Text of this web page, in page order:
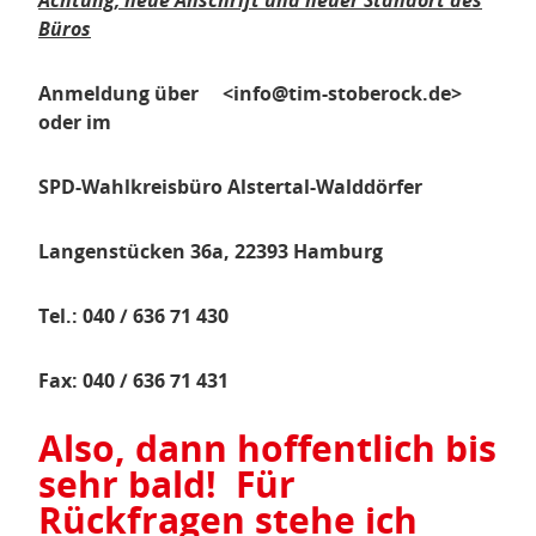
Büros
Anmeldung über <info@tim-stoberock.de>
oder im
SPD-Wahlkreisbüro Alstertal-Walddörfer
Langenstücken 36a, 22393 Hamburg
Tel.: 040 / 636 71 430
Fax: 040 / 636 71 431
Also, dann hoffentlich bis
sehr bald! ​​​​​​​ Für
Rückfragen stehe ich